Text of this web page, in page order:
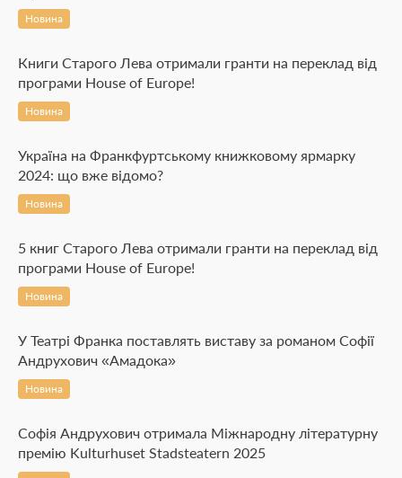
Новина
Книги Старого Лева отримали гранти на переклад від
програми House of Europe!
Новина
Україна на Франкфуртському книжковому ярмарку
2024: що вже відомо?
Новина
5 книг Старого Лева отримали гранти на переклад від
програми House of Europe!
Новина
У Театрі Франка поставлять виставу за романом Софії
Андрухович «Амадока»
Новина
Софія Андрухович отримала Міжнародну літературну
премію Kulturhuset Stadsteatern 2025